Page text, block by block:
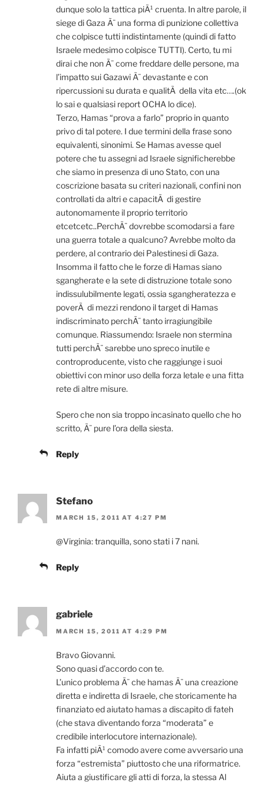
dunque solo la tattica piÃ¹ cruenta. In altre parole, il
siege di Gaza Ã¨ una forma di punizione collettiva
che colpisce tutti indistintamente (quindi di fatto
Israele medesimo colpisce TUTTI). Certo, tu mi
dirai che non Ã¨ come freddare delle persone, ma
l’impatto sui Gazawi Ã¨ devastante e con
ripercussioni su durata e qualitÃ della vita etc….(ok
lo sai e qualsiasi report OCHA lo dice).
Terzo, Hamas “prova a farlo” proprio in quanto
privo di tal potere. I due termini della frase sono
equivalenti, sinonimi. Se Hamas avesse quel
potere che tu assegni ad Israele significherebbe
che siamo in presenza di uno Stato, con una
coscrizione basata su criteri nazionali, confini non
controllati da altri e capacitÃ di gestire
autonomamente il proprio territorio
etcetcetc..PerchÃ¨ dovrebbe scomodarsi a fare
una guerra totale a qualcuno? Avrebbe molto da
perdere, al contrario dei Palestinesi di Gaza.
Insomma il fatto che le forze di Hamas siano
sgangherate e la sete di distruzione totale sono
indissulubilmente legati, ossia sgangheratezza e
poverÃ di mezzi rendono il target di Hamas
indiscriminato perchÃ¨ tanto irragiungibile
comunque. Riassumendo: Israele non stermina
tutti perchÃ¨ sarebbe uno spreco inutile e
controproducente, visto che raggiunge i suoi
obiettivi con minor uso della forza letale e una fitta
rete di altre misure.
Spero che non sia troppo incasinato quello che ho
scritto, Ã¨ pure l’ora della siesta.
Reply
Stefano
MARCH 15, 2011 AT 4:27 PM
@Virginia: tranquilla, sono stati i 7 nani.
Reply
gabriele
MARCH 15, 2011 AT 4:29 PM
Bravo Giovanni.
Sono quasi d’accordo con te.
L’unico problema Ã¨ che hamas Ã¨ una creazione
diretta e indiretta di Israele, che storicamente ha
finanziato ed aiutato hamas a discapito di fateh
(che stava diventando forza “moderata” e
credibile interlocutore internazionale).
Fa infatti piÃ¹ comodo avere come avversario una
forza “estremista” piuttosto che una riformatrice.
Aiuta a giustificare gli atti di forza, la stessa Al